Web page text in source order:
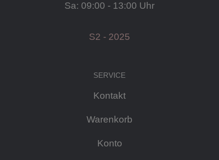
Sa: 09:00 - 13:00 Uhr
S2 - 2025
SERVICE
Kontakt
Warenkorb
Konto